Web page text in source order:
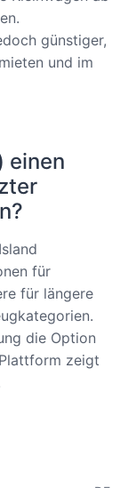
günstiger,
und im
einen
für
für längere
die Option
zeigt